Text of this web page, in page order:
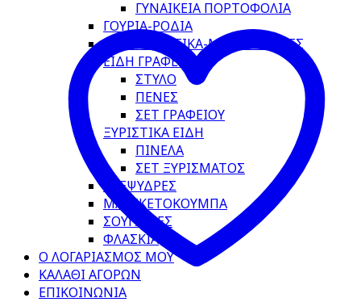
ΓΥΝΑΙΚΕΙΑ ΠΟΡΤΟΦΟΛΙΑ
ΓΟΥΡΙΑ-ΡΟΔΙΑ
ΔΙΑΚΟΣΜΗΤΙΚΑ-ΜΠΙΖΟΥΤΙΕΡΕΣ
ΕΙΔΗ ΓΡΑΦΕΙΟΥ
ΣΤΥΛΟ
ΠΕΝΕΣ
ΣΕΤ ΓΡΑΦΕΙΟΥ
ΞΥΡΙΣΤΙΚΑ ΕΙΔΗ
ΠΙΝΕΛΑ
ΣΕΤ ΞΥΡΙΣΜΑΤΟΣ
ΚΛΕΨΥΔΡΕΣ
ΜΑΝΙΚΕΤΟΚΟΥΜΠΑ
ΣΟΥΓΙΑΔΕΣ
ΦΛΑΣΚΙΑ
Ο ΛΟΓΑΡΙΑΣΜΟΣ ΜΟΥ
ΚΑΛΑΘΙ ΑΓΟΡΩΝ
ΕΠΙΚΟΙΝΩΝΙΑ